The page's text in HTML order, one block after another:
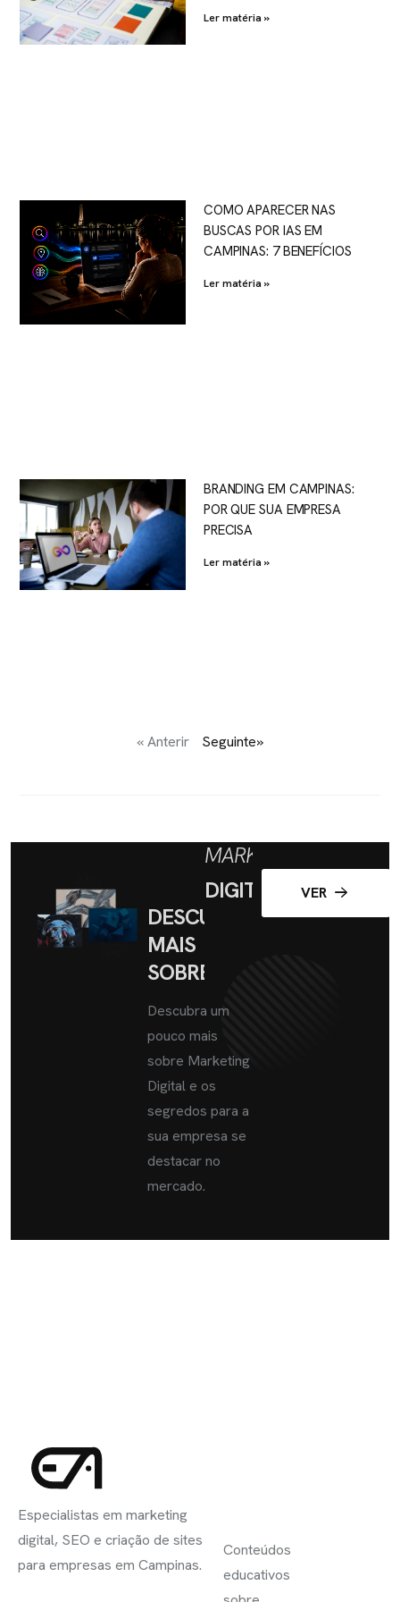
Ler matéria »
COMO APARECER NAS
BUSCAS POR IAS EM
CAMPINAS: 7 BENEFÍCIOS
Ler matéria »
BRANDING EM CAMPINAS:
POR QUE SUA EMPRESA
PRECISA
Ler matéria »
« Anterir Seguinte»
DESCUBRA
MAIS
SOBRE
MARKETING
DIGITAL
Descubra um
pouco mais
sobre Marketing
Digital e os
segredos para a
sua empresa se
destacar no
mercado.
VER
Especialistas em marketing
digital, SEO e criação de sites
para empresas em Campinas.
Conteúdos
educativos